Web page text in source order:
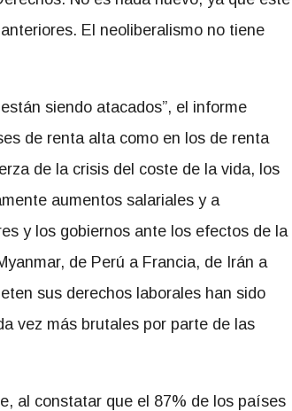
El neoliberalismo no tiene
siendo atacados”, el informe
de renta alta como en los de renta
de la crisis del coste de la vida, los
aumentos salariales y a
y los gobiernos ante los efectos de la
de Perú a Francia, de Irán a
sus derechos laborales han sido
vez más brutales por parte de las
al constatar que el 87% de los países